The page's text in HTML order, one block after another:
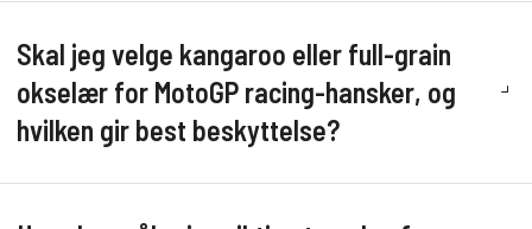
Skal jeg velge kangaroo eller full-grain
okselær for MotoGP racing-hansker, og
hvilken gir best beskyttelse?